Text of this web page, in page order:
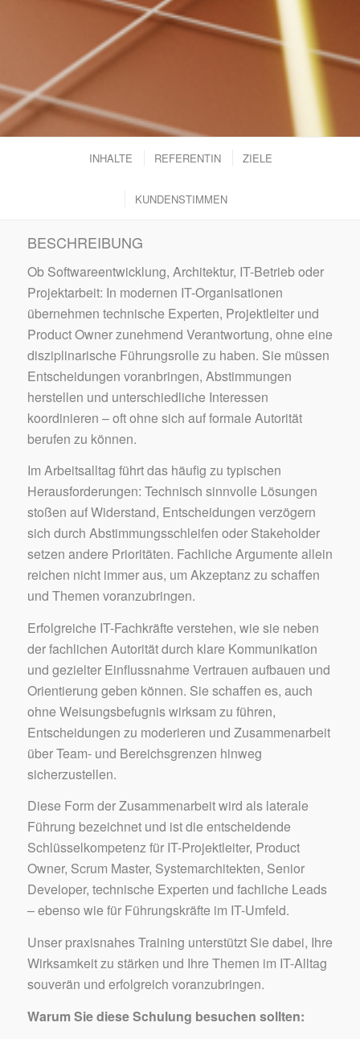
INHALTE REFERENTIN ZIELE
KUNDENSTIMMEN
BESCHREIBUNG
Ob Softwareentwicklung, Architektur, IT-Betrieb oder
Projektarbeit: In modernen IT-Organisationen
übernehmen technische Experten, Projektleiter und
Product Owner zunehmend Verantwortung, ohne eine
disziplinarische Führungsrolle zu haben. Sie müssen
Entscheidungen voranbringen, Abstimmungen
herstellen und unterschiedliche Interessen
koordinieren – oft ohne sich auf formale Autorität
berufen zu können.
Im Arbeitsalltag führt das häufig zu typischen
Herausforderungen: Technisch sinnvolle Lösungen
stoßen auf Widerstand, Entscheidungen verzögern
sich durch Abstimmungsschleifen oder Stakeholder
setzen andere Prioritäten. Fachliche Argumente allein
reichen nicht immer aus, um Akzeptanz zu schaffen
und Themen voranzubringen.
Erfolgreiche IT-Fachkräfte verstehen, wie sie neben
der fachlichen Autorität durch klare Kommunikation
und gezielter Einflussnahme Vertrauen aufbauen und
Orientierung geben können. Sie schaffen es, auch
ohne Weisungsbefugnis wirksam zu führen,
Entscheidungen zu moderieren und Zusammenarbeit
über Team- und Bereichsgrenzen hinweg
sicherzustellen.
Diese Form der Zusammenarbeit wird als laterale
Führung bezeichnet und ist die entscheidende
Schlüsselkompetenz für IT-Projektleiter, Product
Owner, Scrum Master, Systemarchitekten, Senior
Developer, technische Experten und fachliche Leads
– ebenso wie für Führungskräfte im IT-Umfeld.
Unser praxisnahes Training unterstützt Sie dabei, Ihre
Wirksamkeit zu stärken und Ihre Themen im IT-Alltag
souverän und erfolgreich voranzubringen.
Warum Sie diese Schulung besuchen sollten: